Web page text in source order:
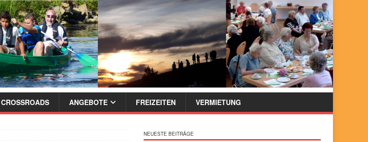
CROSSROADS ANGEBOTE FREIZEITEN VERMIETUNG
NEUESTE BEITRÄGE